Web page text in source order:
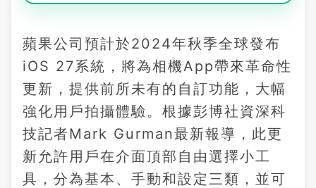
蘋果公司預計於2024年秋季全球發布
iOS 27系統，將為相機App帶來革命性
更新，提供前所未有的自訂功能，大幅
強化用戶拍攝體驗。根據彭博社資深科
技記者Mark Gurman最新報導，此更
新允許用戶在介面頂部自由選擇小工
具，分為基本、手動和設定三類，並可